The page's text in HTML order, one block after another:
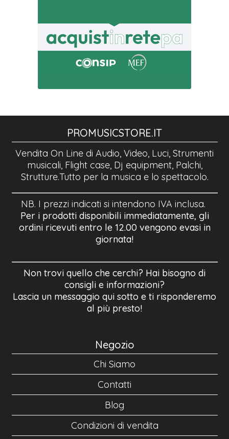
PROMUSICSTORE.IT
Vendita On Line di Audio, Video, Luci, Strumenti
musicali, Flight case, Dj equipment, Palchi,
Strutture.Tutto per la musica e lo spettacolo.
NB. I prezzi indicati si intendono IVA inclusa.
Per i prodotti disponibili immediatamente, gli
ordini ricevuti entro le 12.00 vengono evasi in
giornata!
Non trovi quello che cerchi? Hai bisogno di
consigli e informazioni?
Lascia un messaggio qui sotto e ti risponderemo
al più presto!
Negozio
Chi Siamo
Contatti
Blog
Condizioni di vendita